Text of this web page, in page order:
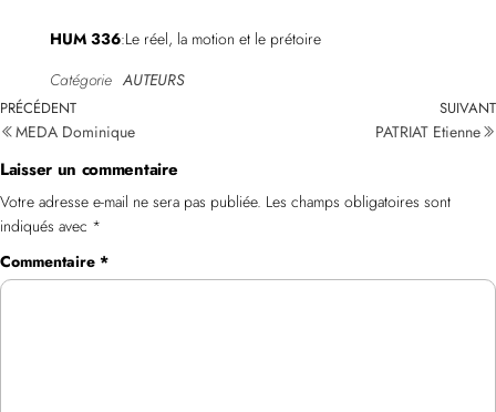
HUM 336:Le réel, la motion et le prétoire
Catégorie AUTEURS
PRÉCÉDENT
MEDA Dominique
SUIVANT
PATRIAT Etienne
Laisser un commentaire
Votre adresse e-mail ne sera pas publiée. Les champs obligatoires sont
indiqués avec *
Commentaire *